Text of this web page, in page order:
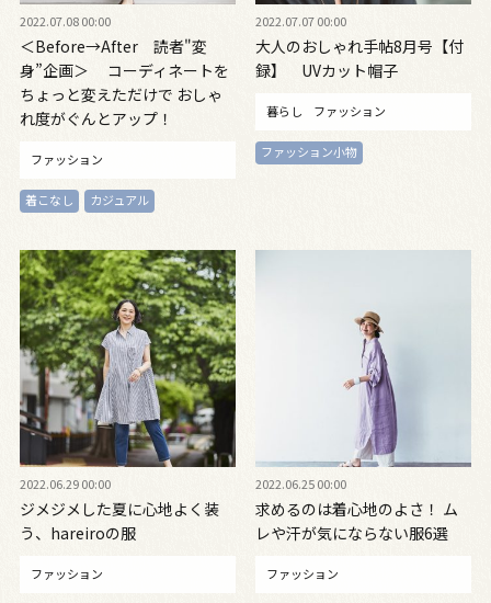
2022.07.08 00:00
＜Before→After 読者"変
身”企画＞ コーディネートを
ちょっと変えただけで おしゃ
れ度がぐんとアップ！
ファッション
着こなし カジュアル
2022.07.07 00:00
大人のおしゃれ手帖8月号【付
録】 UVカット帽子
暮らし ファッション
ファッション小物
2022.06.29 00:00
ジメジメした夏に心地よく装
う、hareiroの服
ファッション
2022.06.25 00:00
求めるのは着心地のよさ！ ム
レや汗が気にならない服6選
ファッション